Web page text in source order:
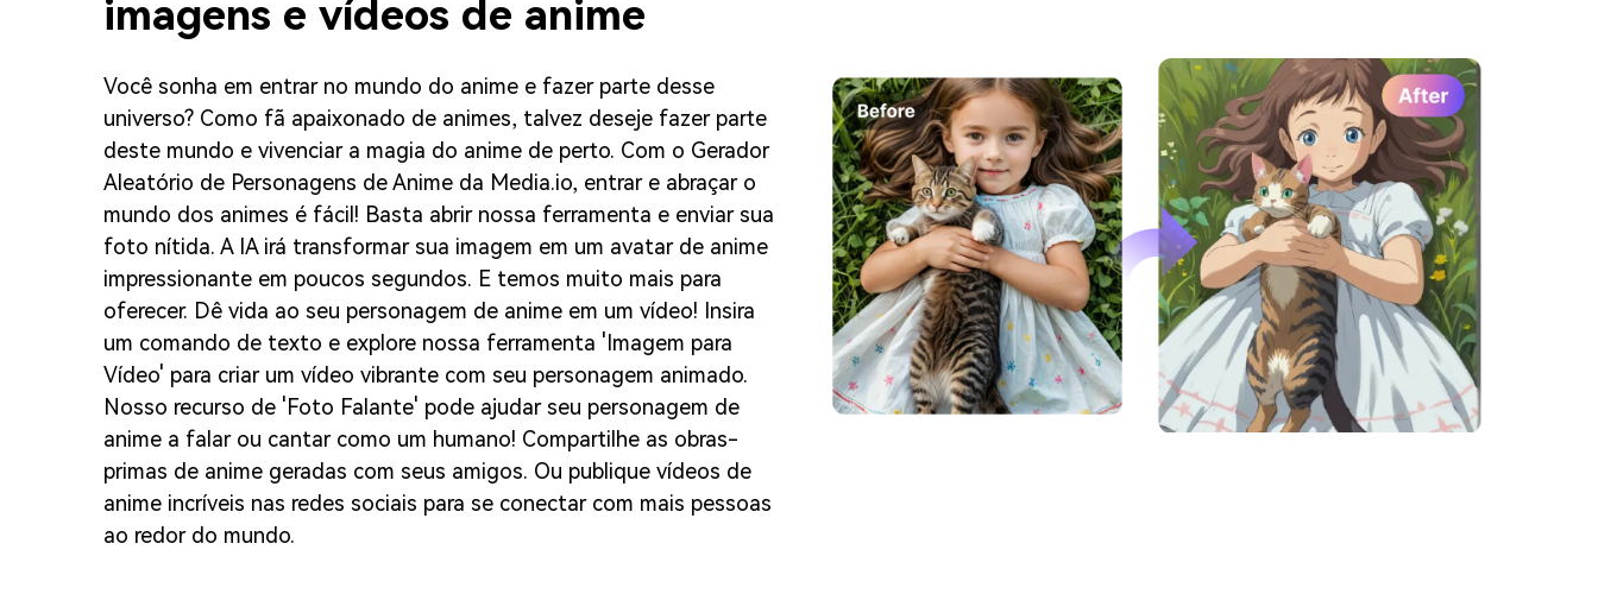
imagens e vídeos de anime
Você sonha em entrar no mundo do anime e fazer parte desse
universo? Como fã apaixonado de animes, talvez deseje fazer parte
deste mundo e vivenciar a magia do anime de perto. Com o Gerador
Aleatório de Personagens de Anime da Media.io, entrar e abraçar o
mundo dos animes é fácil! Basta abrir nossa ferramenta e enviar sua
foto nítida. A IA irá transformar sua imagem em um avatar de anime
impressionante em poucos segundos. E temos muito mais para
oferecer. Dê vida ao seu personagem de anime em um vídeo! Insira
um comando de texto e explore nossa ferramenta 'Imagem para
Vídeo' para criar um vídeo vibrante com seu personagem animado.
Nosso recurso de 'Foto Falante' pode ajudar seu personagem de
anime a falar ou cantar como um humano! Compartilhe as obras-
primas de anime geradas com seus amigos. Ou publique vídeos de
anime incríveis nas redes sociais para se conectar com mais pessoas
ao redor do mundo.